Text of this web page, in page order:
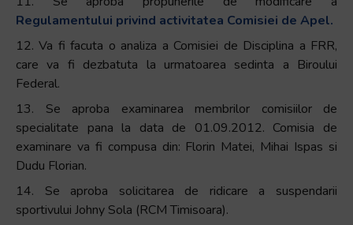
Regulamentului privind activitatea Comisiei de Apel.
12. Va fi facuta o analiza a Comisiei de Disciplina a FRR,
care va fi dezbatuta la urmatoarea sedinta a Biroului
Federal.
13. Se aproba examinarea membrilor comisiilor de
specialitate pana la data de 01.09.2012. Comisia de
examinare va fi compusa din: Florin Matei, Mihai Ispas si
Dudu Florian.
14. Se aproba solicitarea de ridicare a suspendarii
sportivului Johny Sola (RCM Timisoara).